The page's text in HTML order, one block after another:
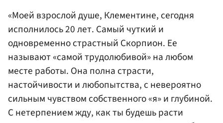
«Моей взрослой душе, Клементине, сегодня
исполнилось 20 лет. Самый чуткий и
одновременно страстный Скорпион. Ее
называют «самой трудолюбивой» на любом
месте работы. Она полна страсти,
настойчивости и любопытства, с невероятно
сильным чувством собственного «я» и глубиной.
С нетерпением жду, как ты будешь расти